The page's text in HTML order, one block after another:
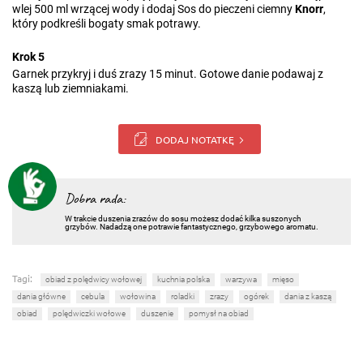
wlej 500 ml wrzącej wody i dodaj Sos do pieczeni ciemnyKnorr,
który podkreśli bogaty smak potrawy.
Krok 5
Garnek przykryj i duś zrazy 15 minut. Gotowe danie podawaj z
kaszą lub ziemniakami.
DODAJ NOTATKĘ
Dobra rada:
W trakcie duszenia zrazów do sosu możesz dodać kilka suszonych
grzybów. Nadadzą one potrawie fantastycznego, grzybowego aromatu.
Tagi: obiad z polędwicy wołowej kuchnia polska warzywa
mięso
dania główne
cebula wołowina roladki zrazy ogórek
dania z kaszą
obiad
polędwiczki wołowe duszenie pomysł na obiad